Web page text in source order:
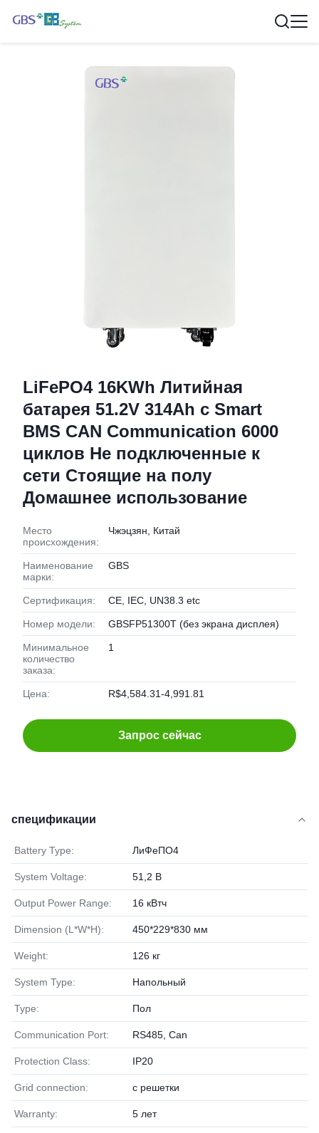
LiFePO4 16KWh Литийная
батарея 51.2V 314Ah с Smart
BMS CAN Communication 6000
циклов Не подключенные к
сети Стоящие на полу
Домашнее использование
Место
происхождения:
Чжэцзян, Китай
Наименование
марки:
GBS
Сертификация: CE, IEC, UN38.3 etc
Номер модели: GBSFP51300T (без экрана дисплея)
Минимальное
количество
заказа:
1
Цена: R$4,584.31-4,991.81
Запрос сейчас
спецификации
Battery Type: ЛиФеПО4
System Voltage: 51,2 В
Output Power Range: 16 кВтч
Dimension (L*W*H): 450*229*830 мм
Weight: 126 кг
System Type: Напольный
Type: Пол
Communication Port: RS485, Can
Protection Class: IP20
Grid connection: с решетки
Warranty: 5 лет